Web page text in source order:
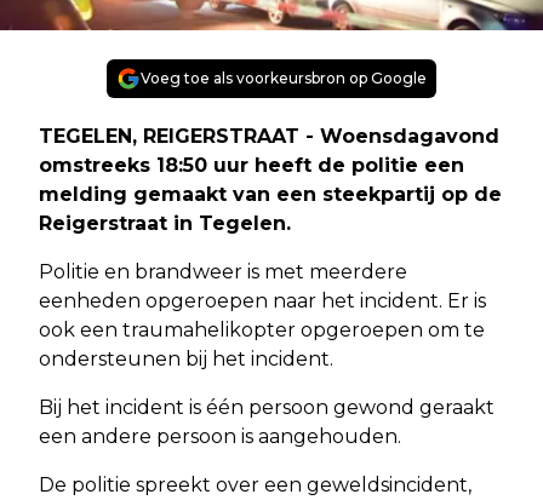
Voeg toe als voorkeursbron op Google
TEGELEN, REIGERSTRAAT - Woensdagavond
omstreeks 18:50 uur heeft de politie een
melding gemaakt van een steekpartij op de
Reigerstraat in Tegelen.
Politie en brandweer is met meerdere
eenheden opgeroepen naar het incident. Er is
ook een traumahelikopter opgeroepen om te
ondersteunen bij het incident.
Bij het incident is één persoon gewond geraakt
een andere persoon is aangehouden.
De politie spreekt over een geweldsincident,